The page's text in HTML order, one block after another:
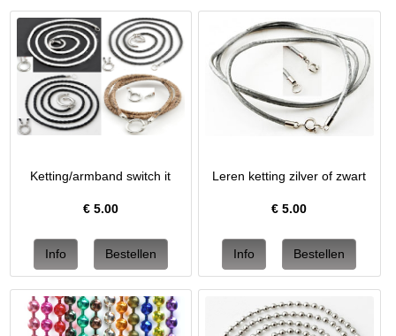
Ketting/armband switch it
€ 5.00
Leren ketting zilver of zwart
€5.00